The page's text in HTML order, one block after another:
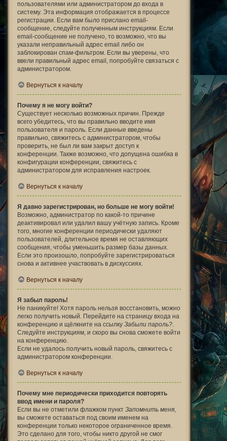
пользователями или администратором до входа в
систему. Эта информация отображается в процессе
регистрации. Если вам было прислано email-
сообщение, следуйте полученным инструкциям. Если
email-сообщение не получено, то возможно, что вы
указали неправильный адрес email либо он
заблокирован спам-фильтром. Если вы уверены, что
ввели правильный адрес email, попробуйте связаться с
администратором.
Вернуться к началу
Почему я не могу войти?
Существует несколько возможных причин. Прежде
всего убедитесь, что вы правильно вводите имя
пользователя и пароль. Если данные введены
правильно, свяжитесь с администратором, чтобы
проверить, не был ли вам закрыт доступ к
конференции. Также возможно, что допущена ошибка в
конфигурации конференции, свяжитесь с
администратором для исправления настроек.
Вернуться к началу
Я давно зарегистрирован, но больше не могу войти!
Возможно, администратор по какой-то причине
деактивировал или удалил вашу учётную запись. Кроме
того, многие конференции периодически удаляют
пользователей, длительное время не оставляющих
сообщения, чтобы уменьшить размер базы данных.
Если это произошло, попробуйте зарегистрироваться
снова и активнее участвовать в дискуссиях.
Вернуться к началу
Я забыл пароль!
Не паникуйте! Хотя пароль нельзя восстановить, можно
легко получить новый. Перейдите на страницу входа на
конференцию и щёлкните на ссылку Забыли пароль?.
Следуйте инструкциям, и скоро вы снова сможете войти
на конференцию.
Если не удалось получить новый пароль, свяжитесь с
администратором конференции.
Вернуться к началу
Почему мне периодически приходится повторять
ввод имени и пароля?
Если вы не отметили флажком пункт Запомнить меня,
вы сможете оставаться под своим именем на
конференции только некоторое ограниченное время.
Это сделано для того, чтобы никто другой не смог